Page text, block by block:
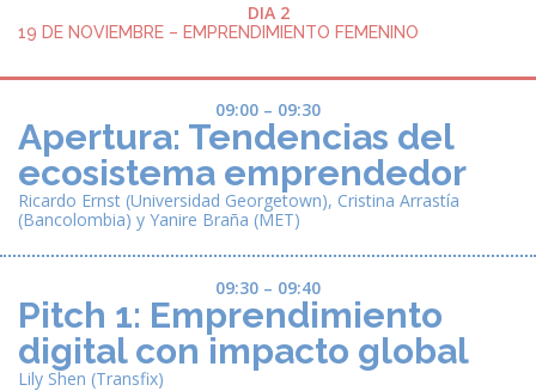
DIA 2
19 DE NOVIEMBRE – EMPRENDIMIENTO FEMENINO
09:00 – 09:30
Apertura: Tendencias del
ecosistema emprendedor
Ricardo Ernst (Universidad Georgetown), Cristina Arrastía
(Bancolombia) y Yanire Braña (MET)
09:30 – 09:40
Pitch 1: Emprendimiento
digital con impacto global
Lily Shen (Transfix)